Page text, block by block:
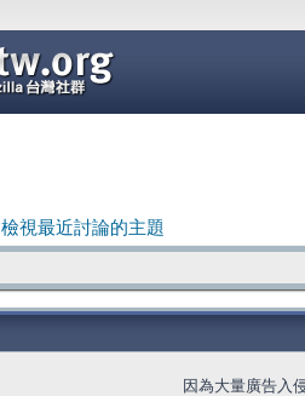
檢視最近討論的主題
因為大量廣告入